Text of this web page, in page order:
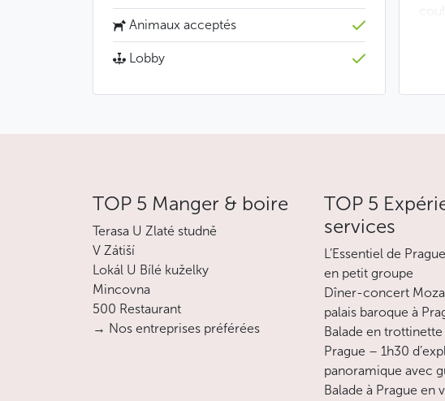
en
En
de
Animaux acceptés
Lobby
TOP 5 Manger & boire
Terasa U Zlaté studně
V Zátiší
Lokál U Bílé kuželky
Mincovna
500 Restaurant
→ Nos entreprises préférées
TOP 5
services
L’Essentiel de
en petit groupe
Dîner-concert
palais baroque à
Balade en
Prague – 1h30
panoramique avec
Balade à Prague en